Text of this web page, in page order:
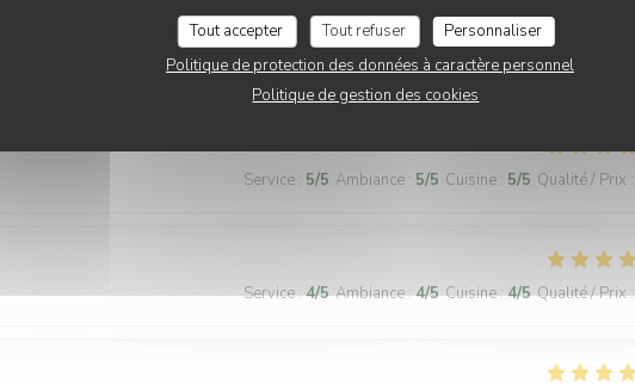
Tout accepter Tout refuser
Personnaliser
Politique de protection des données à caractère personnel
Politique de gestion des cookies
légumes délicieux, gentillesse et efficacité du service...un très bon moment
Service : 5/5 Ambiance : 5/5 Cuisine : 5/5 Qualité / Prix :
Service:4/5 Ambiance:4/5 Cuisine:4/5 Qualité / Prix: